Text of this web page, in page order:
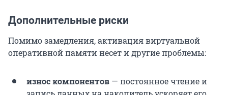
Дополнительные риски
Помимо замедления, активация виртуальной
оперативной памяти несет и другие проблемы:
износ компонентов — постоянное чтение и